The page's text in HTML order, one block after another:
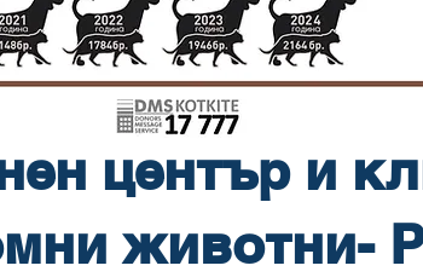
център и
животни-